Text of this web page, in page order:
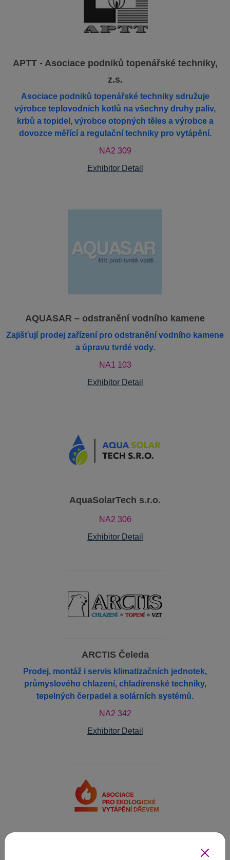
APTT - Asociace podniků topenářské techniky,
z.s.
Asociace podniků topenářské techniky sdružuje
výrobce teplovodních kotlů na všechny druhy paliv,
krbů a topidel, výrobce otopných těles a výrobce a
dovozce měřící a regulační techniky pro vytápění.
NA2 309
Exhibitor Detail
AQUASAR – odstranění vodního kamene
Zajišťují prodej zařízení pro odstranění vodního kamene
a úpravu tvrdé vody.
NA1 103
Exhibitor Detail
AquaSolarTech s.r.o.
NA2 306
Exhibitor Detail
ARCTIS Čeleda
Prodej, montáž i servis klimatizačních jednotek,
průmyslového chlazení, chladírenské techniky,
tepelných čerpadel a solárních systémů.
NA2 342
Exhibitor Detail
Asociace pro ekologické vytápění dřevem, z.s.